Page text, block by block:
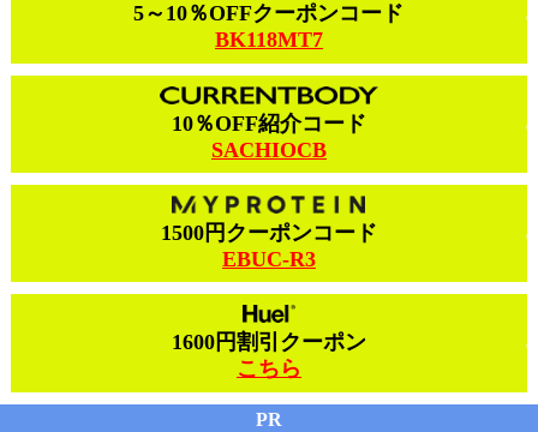
5～10％OFFクーポンコード
BK118MT7
10％OFF紹介コード
SACHIOCB
1500円クーポンコード
EBUC-R3
1600円割引クーポン
こちら
PR